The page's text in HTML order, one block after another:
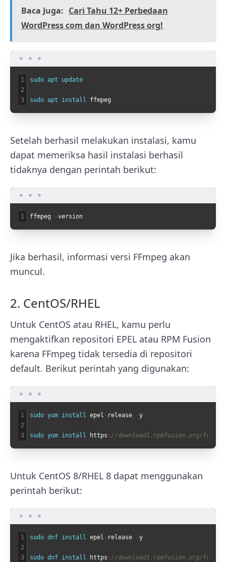
Baca Juga: Cari Tahu 12+ Perbedaan
WordPress com dan WordPress org!
1
2
3
sudo apt update
sudo apt install ffmpeg
Setelah berhasil melakukan instalasi, kamu
dapat memeriksa hasil instalasi berhasil
tidaknya dengan perintah berikut:
1 ffmpeg -version
Jika berhasil, informasi versi FFmpeg akan
muncul.
2. CentOS/RHEL
Untuk CentOS atau RHEL, kamu perlu
mengaktifkan repositori EPEL atau RPM Fusion
karena FFmpeg tidak tersedia di repositori
default. Berikut perintah yang digunakan:
1
2
3
sudo yum install epel - release -y
sudo yum install https : //download1.rpmfusion.org/free/
Untuk CentOS 8/RHEL 8 dapat menggunakan
perintah berikut:
1
2
3
sudo dnf install epel - release -y
sudo dnf install https : //download1.rpmfusion.org/free/